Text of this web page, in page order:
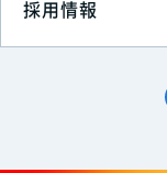
採用情報